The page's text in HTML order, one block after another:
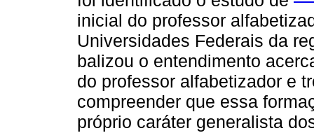
inicial do professor
Universidades Federais da
balizou o entendimento
do professor alfabetizador e
compreender que essa
próprio caráter generalista